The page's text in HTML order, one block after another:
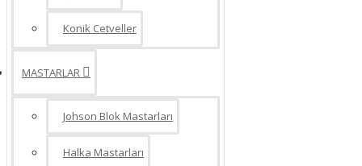
Konik Cetveller
MASTARLAR
Johson Blok Mastarları
Halka Mastarları